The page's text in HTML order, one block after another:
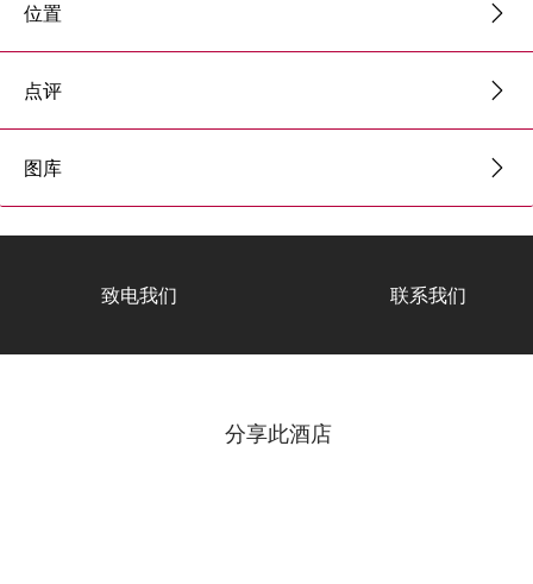
位置
点评
图库
致电我们 联系我们
分享此酒店